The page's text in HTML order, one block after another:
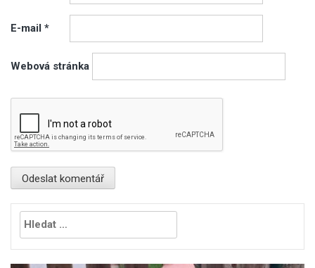
E-mail *
Webová stránka
Vyhledávání